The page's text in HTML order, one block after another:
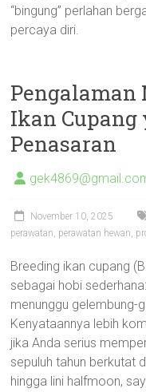
“bingung” perlahan
percaya diri.
Pengalaman
Ikan
Penasaran
November 10, 2025
perawatan, perawatan hewan,
Breeding ikan cupang
sebagai hobi
menunggu gelembung-
Kenyataannya lebih
jika Anda serius
sepuluh tahun berkutat
hingga lini halfmoon,